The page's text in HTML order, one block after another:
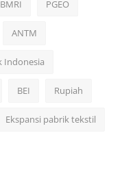
BMRI PGEO
ANTM
Indonesia
BEI Rupiah
Ekspansi pabrik tekstil